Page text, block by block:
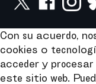
Con su acuerdo,
cookies o
acceder y
este sitio web.